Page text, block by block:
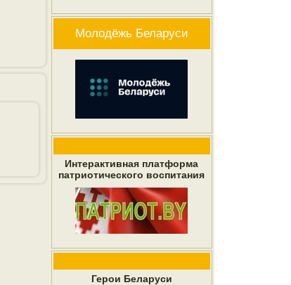
Молодёжь Беларуси
Интерактивная платформа
патриотического воспитания
Герои Беларуси